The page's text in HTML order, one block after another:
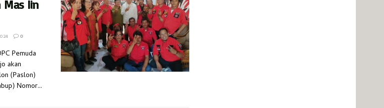
Iin
0
Pemuda
akan
(Paslon)
Nomor...